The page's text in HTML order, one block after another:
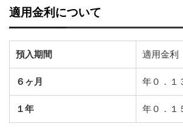
適用金利について
預入期間 適用金利
６ヶ月 年０．１
１年 年０．１